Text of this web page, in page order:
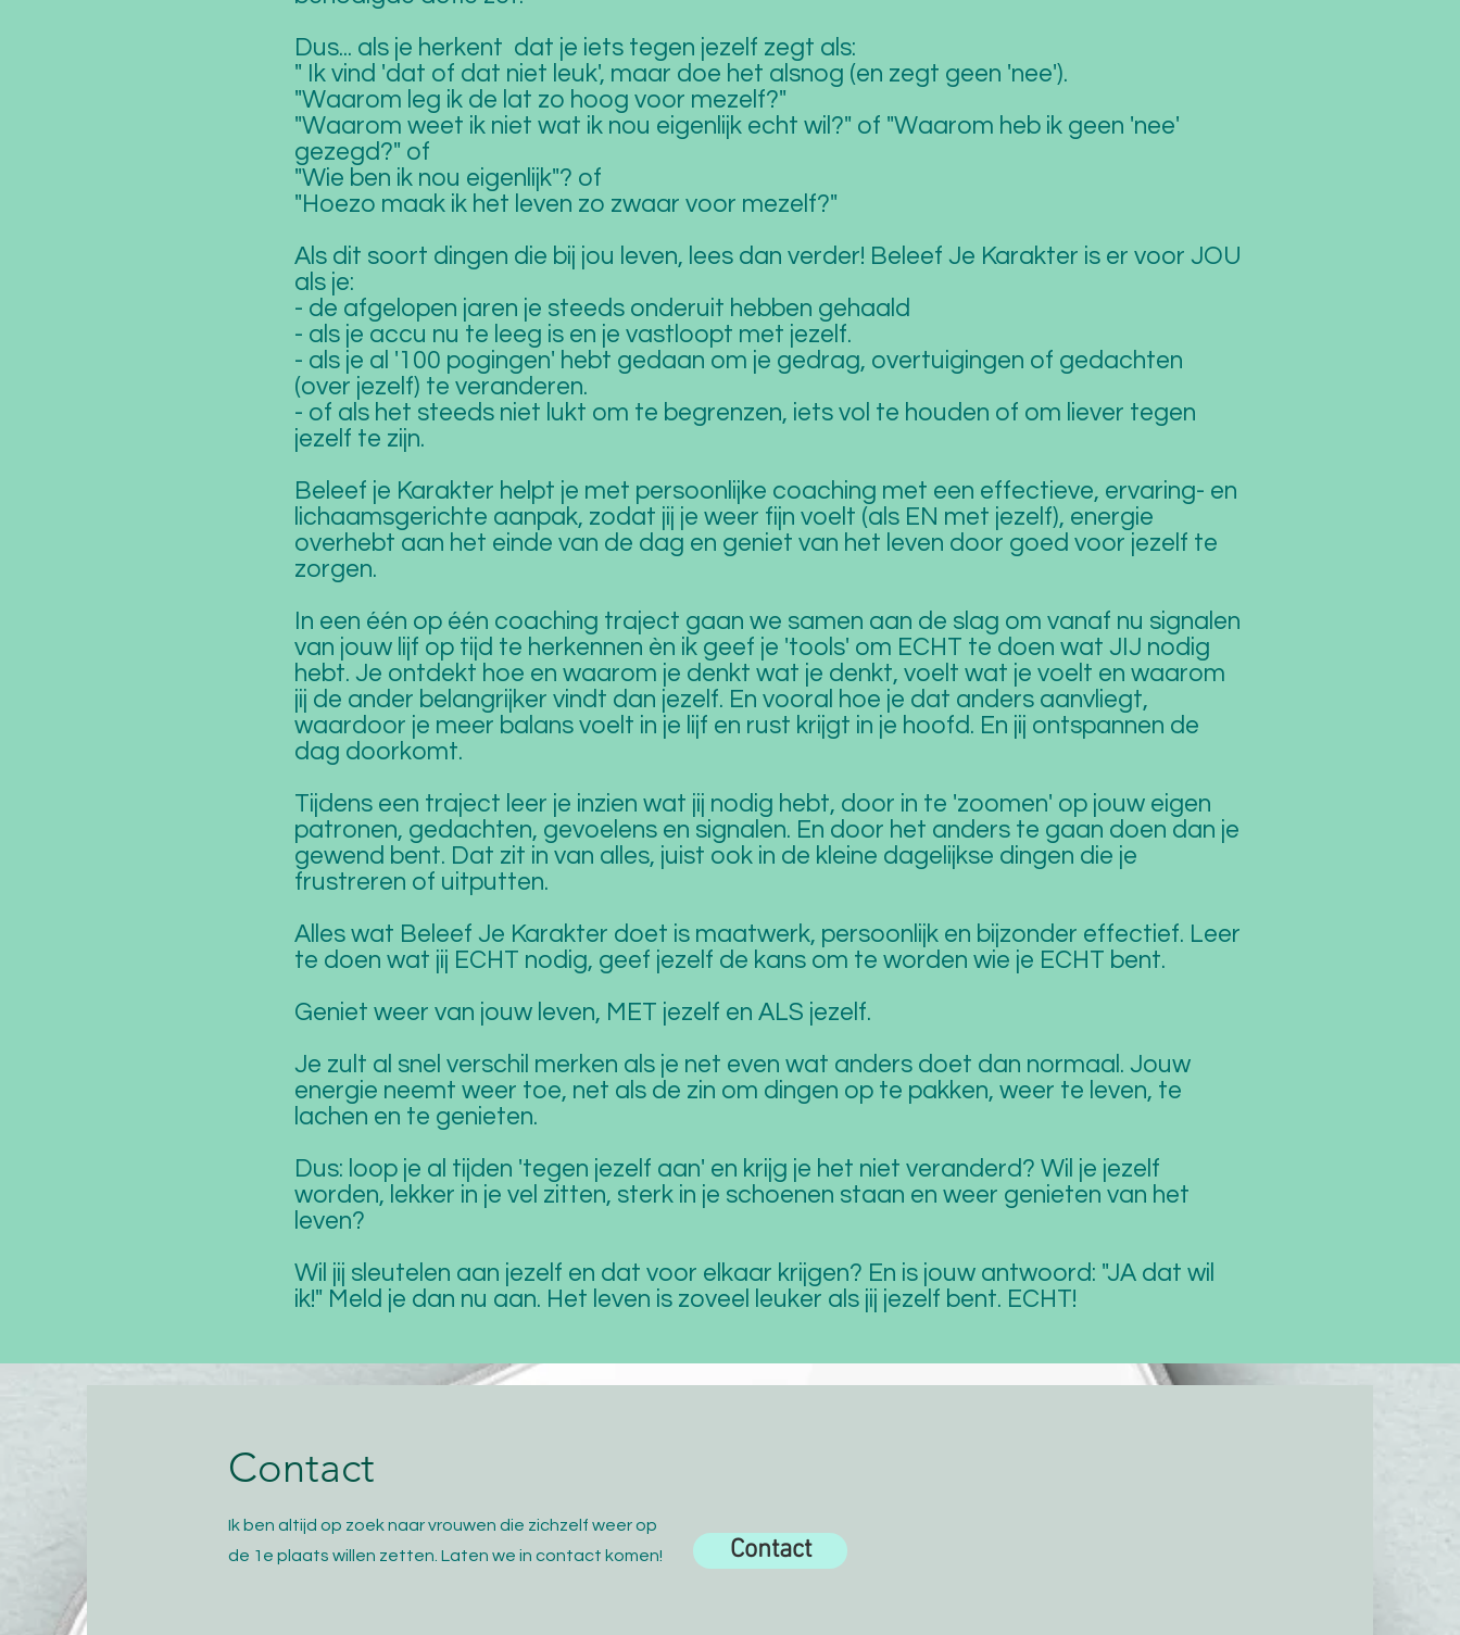
Dus... als je herkent dat je iets tegen jezelf zegt als:
" Ik vind 'dat of dat niet leuk', maar doe het alsnog (en zegt geen 'nee').
"Waarom leg ik de lat zo hoog voor mezelf?"
"Waarom weet ik niet wat ik nou eigenlijk echt wil?" of "Waarom heb ik geen 'nee'
gezegd?" of
"Wie ben ik nou eigenlijk"? of
"Hoezo maak ik het leven zo zwaar voor mezelf?"
Als dit soort dingen die bij jou leven, lees dan verder! Beleef Je Karakter is er voor JOU
als je:
- de afgelopen jaren je steeds onderuit hebben gehaald
- als je accu nu te leeg is en je vastloopt met jezelf.
- als je al '100 pogingen' hebt gedaan om je gedrag, overtuigingen of gedachten
(over jezelf) te veranderen.
- of als het steeds niet lukt om te begrenzen, iets vol te houden of om liever tegen
jezelf te zijn.
Beleef je Karakter helpt je met persoonlijke coaching met een effectieve, ervaring- en
lichaamsgerichte aanpak, zodat jij je weer fijn voelt (als EN met jezelf), energie
overhebt aan het einde van de dag en geniet van het leven door goed voor jezelf te
zorgen.
In een één op één coaching traject gaan we samen aan de slag om vanaf nu signalen
van jouw lijf op tijd te herkennen èn ik geef je 'tools' om ECHT te doen wat JIJ nodig
hebt. Je ontdekt hoe en waarom je denkt wat je denkt, voelt wat je voelt en waarom
jij de ander belangrijker vindt dan jezelf. En vooral hoe je dat anders aanvliegt,
waardoor je meer balans voelt in je lijf en rust krijgt in je hoofd. En jij ontspannen de
dag doorkomt.
Tijdens een traject leer je inzien wat jij nodig hebt, door in te 'zoomen' op jouw eigen
patronen, gedachten, gevoelens en signalen. En door het anders te gaan doen dan je
gewend bent. Dat zit in van alles, juist ook in de kleine dagelijkse dingen die je
frustreren of uitputten.
Alles wat Beleef Je Karakter doet is maatwerk, persoonlijk en bijzonder effectief. Leer
te doen wat jij ECHT nodig, geef jezelf de kans om te worden wie je ECHT bent.
Geniet weer van jouw leven, MET jezelf en ALS jezelf.
Je zult al snel verschil merken als je net even wat anders doet dan normaal. Jouw
energie neemt weer toe, net als de zin om dingen op te pakken, weer te leven, te
lachen en te genieten.
Dus: loop je al tijden 'tegen jezelf aan' en krijg je het niet veranderd? Wil je jezelf
worden, lekker in je vel zitten, sterk in je schoenen staan en weer genieten van het
leven?
Wil jij sleutelen aan jezelf en dat voor elkaar krijgen? En is jouw antwoord: "JA dat wil
ik!" Meld je dan nu aan. Het leven is zoveel leuker als jij jezelf bent. ECHT!
Contact
Ik ben altijd op zoek naar vrouwen die zichzelf weer op
de 1e plaats willen zetten. Laten we in contact komen!
Contact